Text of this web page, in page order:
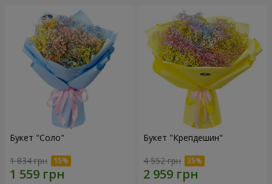
Букет "Соло"
1 834 грн
Букет "Крепдешин"
4 552 грн